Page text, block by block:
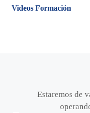
Videos Formación
Estaremos de